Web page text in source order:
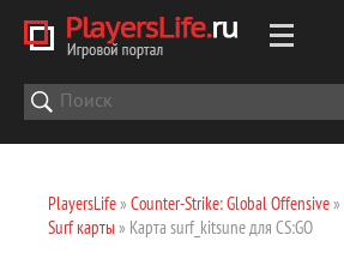
PlayersLife» Counter-Strike: Global Offensive»
Surf карты» Карта surf_kitsune для CS:GO